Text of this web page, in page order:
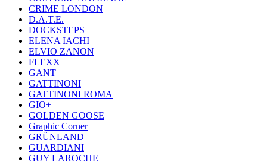
CRIME LONDON
D.A.T.E.
DOCKSTEPS
ELENA IACHI
ELVIO ZANON
FLEXX
GANT
GATTINONI
GATTINONI ROMA
GIO+
GOLDEN GOOSE
Graphic Corner
GRÜNLAND
GUARDIANI
GUY LAROCHE